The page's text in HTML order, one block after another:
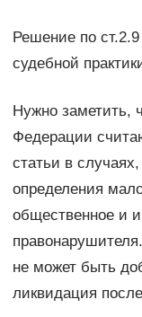
Решение по
судебной
Нужно заметить,
Федерации
статьи в
определения
общественное и
не может быть
ликвидация